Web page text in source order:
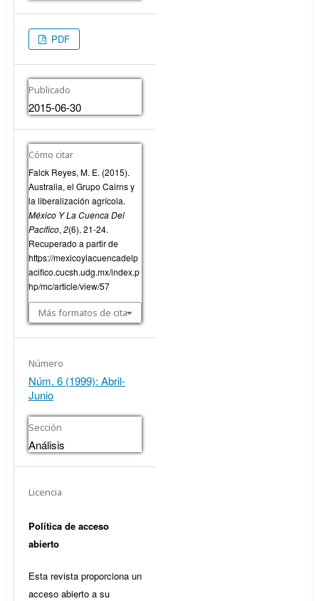
PDF
Publicado
2015-06-30
Cómo citar
Falck Reyes, M. E. (2015).
Australia, el Grupo Cairns y
la liberalización agrícola.
México Y La Cuenca Del
Pacífico, 2(6), 21-24.
Recuperado a partir de
https://mexicoylacuencadelp
acifico.cucsh.udg.mx/index.p
hp/mc/article/view/57
Más formatos de cita
Número
Núm. 6 (1999): Abril-
Junio
Sección
Análisis
Licencia
Política de acceso
abierto
Esta revista proporciona un
acceso abierto a su